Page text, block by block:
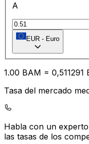
A
EUR - Euro
1.00 BAM = 0,511291
Tasa del mercado
Habla con un
las tasas de los